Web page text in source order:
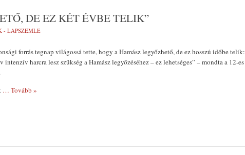
DE EZ KÉT ÉVBE TELIK”
- LAPSZEMLE
forrás tegnap világossá tette, hogy a Hamász legyőzhető, de ez hosszú időbe telik:
intenzív harcra lesz szükség a Hamász legyőzéséhez – ez lehetséges” – mondta a 12-es
… Tovább »